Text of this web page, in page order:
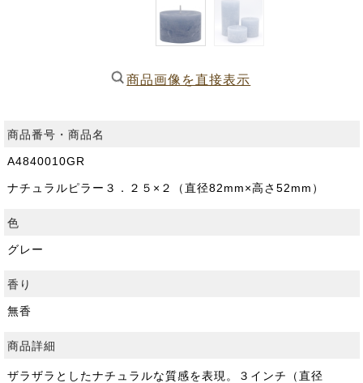
商品画像を直接表示
商品番号・商品名
A4840010GR
ナチュラルピラー３．２５×２（直径82mm×高さ52mm）
色
グレー
香り
無香
商品詳細
ザラザラとしたナチュラルな質感を表現。３インチ（直径